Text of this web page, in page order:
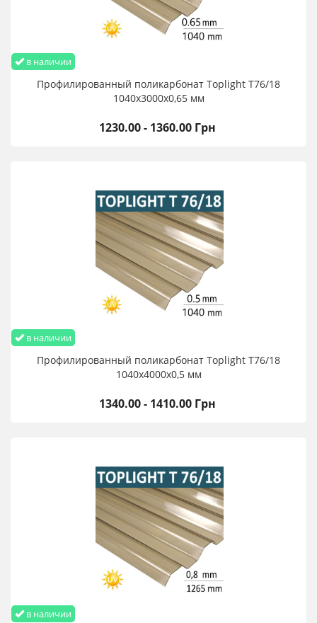
в наличии
Профилированный поликарбонат Toplight T76/18
1040х3000х0,65 мм
1230.00 - 1360.00 Грн
в наличии
Профилированный поликарбонат Toplight T76/18
1040х4000х0,5 мм
1340.00 - 1410.00 Грн
в наличии